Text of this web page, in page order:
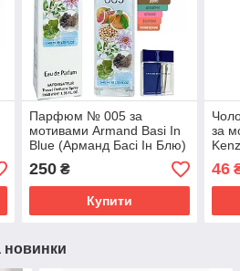
Парфюм № 005 за
мотивами Armand Basi In
Blue (Арманд Басі Ін Блю)
40 мл
250₴
Купити
за
46
новинки